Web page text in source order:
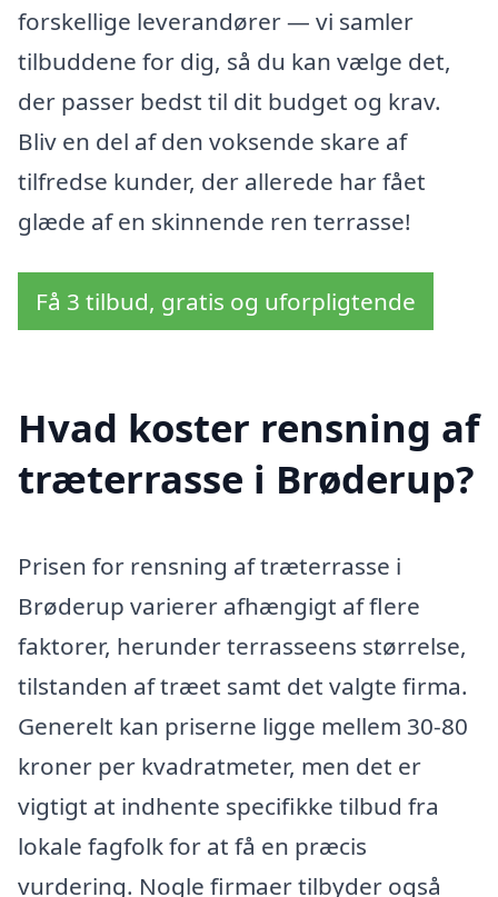
forskellige leverandører — vi samler
tilbuddene for dig, så du kan vælge det,
der passer bedst til dit budget og krav.
Bliv en del af den voksende skare af
tilfredse kunder, der allerede har fået
glæde af en skinnende ren terrasse!
Få 3 tilbud, gratis og uforpligtende
Hvad koster rensning af
træterrasse i Brøderup?
Prisen for rensning af træterrasse i
Brøderup varierer afhængigt af flere
faktorer, herunder terrasseens størrelse,
tilstanden af træet samt det valgte firma.
Generelt kan priserne ligge mellem 30-80
kroner per kvadratmeter, men det er
vigtigt at indhente specifikke tilbud fra
lokale fagfolk for at få en præcis
vurdering. Nogle firmaer tilbyder også